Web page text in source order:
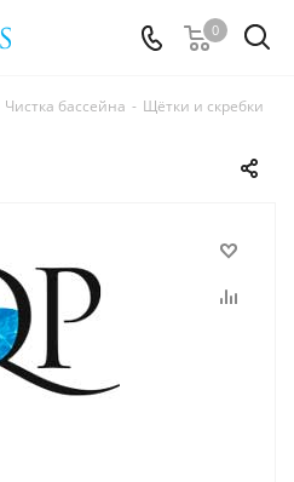
0
Чистка бассейна - Щётки и скребки